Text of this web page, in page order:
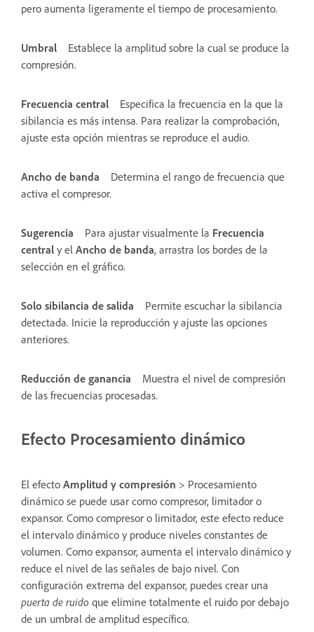
pero aumenta ligeramente el tiempo de procesamiento.
Umbral
Establece la amplitud sobre la cual se produce la
compresión.
Frecuencia central
Especifica la frecuencia en la que la
sibilancia es más intensa. Para realizar la comprobación,
ajuste esta opción mientras se reproduce el audio.
Ancho de banda
Determina el rango de frecuencia que
activa el compresor.
Sugerencia Para ajustar visualmente la Frecuencia
central y el Ancho de banda, arrastra los bordes de la
selección en el gráfico.
Solo sibilancia de salida
Permite escuchar la sibilancia
detectada. Inicie la reproducción y ajuste las opciones
anteriores.
Reducción de ganancia
Muestra el nivel de compresión
de las frecuencias procesadas.
Efecto Procesamiento dinámico
El efecto Amplitud y compresión > Procesamiento
dinámico se puede usar como compresor, limitador o
expansor. Como compresor o limitador, este efecto reduce
el intervalo dinámico y produce niveles constantes de
volumen. Como expansor, aumenta el intervalo dinámico y
reduce el nivel de las señales de bajo nivel. Con
configuración extrema del expansor, puedes crear una
puerta de ruido que elimine totalmente el ruido por debajo
de un umbral de amplitud específico.